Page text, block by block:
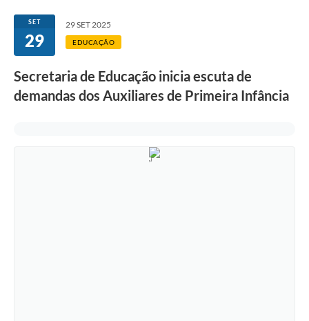
SET
29
29 SET 2025
EDUCAÇÃO
Secretaria de Educação inicia escuta de
demandas dos Auxiliares de Primeira Infância